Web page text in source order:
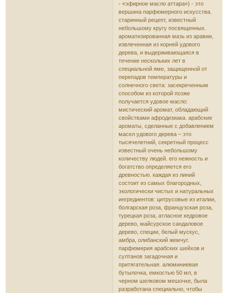
- «эфирное масло аттара») - это
вершина парфюмерного искусства.
старинный рецепт, известный
небольшому кругу посвященных.
ароматизированная мазь из аравии,
извлеченная из корней удового
дерева, и выдерживающаяся в
течение нескольких лет в
специальной яме, защищенной от
перепадов температуры и
солнечного света: засекреченным
способом из которой позже
получается удовое масло:
мистический аромат, обладающий
свойствами афродизиака. арабские
ароматы, сделанные с добавлением
масел удового дерева – это
тысячелетний, секретный процесс
известный очень небольшому
количеству людей. его нежность и
богатство определяется его
древностью. каждая из линий
состоит из самых благородных,
экологически чистых и натуральных
ингредиентов: цитрусовые из италии,
болгарская роза, французская роза,
турецкая роза, атласное кедровое
дерево, майсурское сандаловое
дерево, специи, белый мускус,
амбра, олибанский жемчуг.
парфюмерия арабских шейхов и
султанов загадочная и
притягательная. алюминиевая
бутылочка, емкостью 50 мл, в
черном шелковом мешочке, была
разработана специально, чтобы